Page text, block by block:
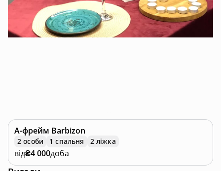
А-фрейм Barbizon
2 особи 1 спальня 2 ліжка
від₴4 000доба